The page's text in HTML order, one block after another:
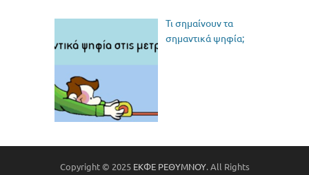
Τι σημαίνουν τα
σημαντικά ψηφία;
Copyright © 2025 ΕΚΦΕ ΡΕΘΥΜΝΟΥ. All Rights